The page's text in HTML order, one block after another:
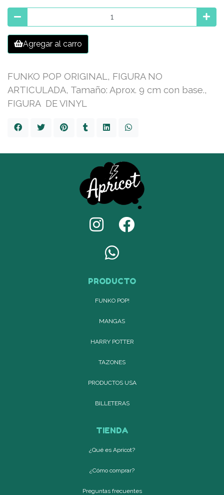
Agregar al carro
FUNKO POP ORIGINAL, FIGURA NO
ARTICULADA, Tamaño: Aprox. 9 cm con base.,
FIGURA DE VINYL
PRODUCTO
FUNKO POP!
MANGAS
HARRY POTTER
TAZONES
PRODUCTOS USA
BILLETERAS
TIENDA
¿Qué es Apricot?
¿Cómo comprar?
Preguntas frecuentes